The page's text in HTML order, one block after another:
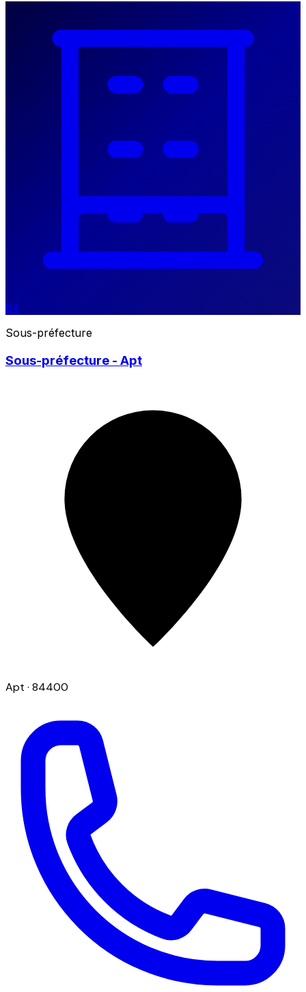
84
Sous-préfecture
Sous-préfecture - Apt
Apt · 84400